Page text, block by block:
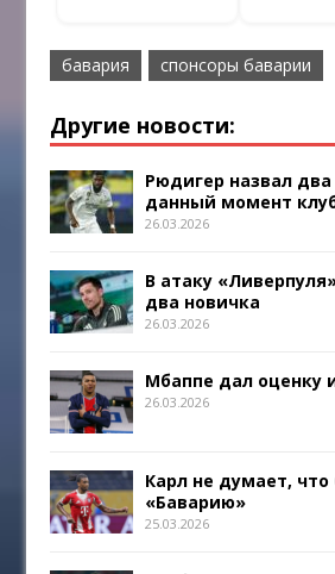
бавария спонсоры баварии
Другие новости:
Рюдигер назвал
данный момент
26.03.2026
В атаку
два новичка
26.03.2026
Мбаппе дал оценку
26.03.2026
Карл не думает,
«Баварию»
25.03.2026